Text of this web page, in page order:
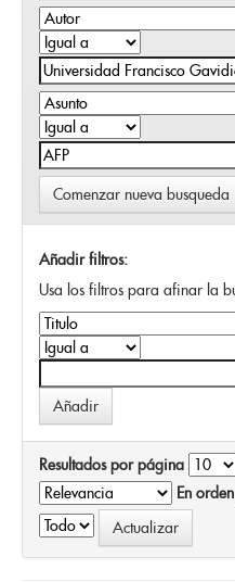
Comenzar nueva busqueda
Añadir filtros:
Usa los filtros para afinar la
Resultados por página
En orden